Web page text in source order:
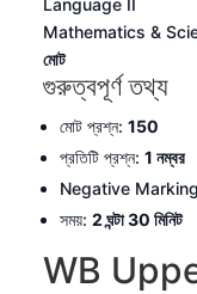
Language II
Mathematics &
মোট
গুরুত্বপূর্ণ তথ্য
মোট প্রশ্ন: 150
প্রতিটি প্রশ্ন: 1 নম্বর
Negative Marking
সময়: 2 ঘন্টা 30 মিনিট
WB